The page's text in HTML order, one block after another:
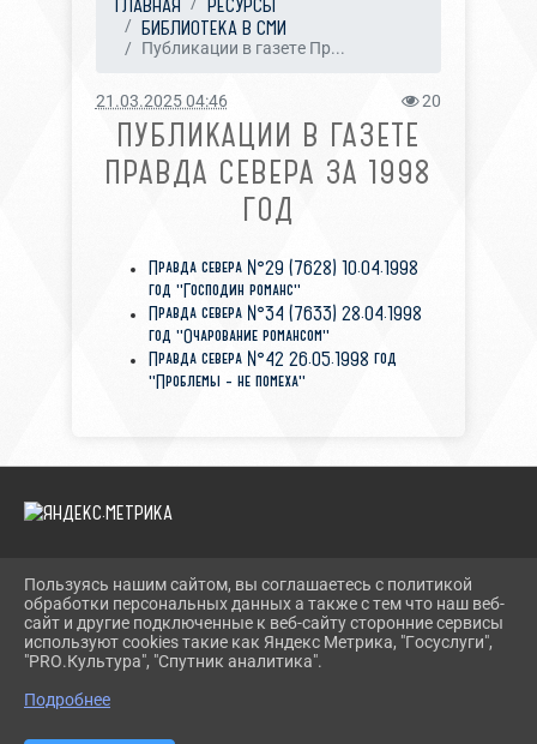
ГЛАВНАЯ
РЕСУРСЫ
БИБЛИОТЕКА В СМИ
Публикации в газете Пр...
21.03.2025 04:46 20
ПУБЛИКАЦИИ В ГАЗЕТЕ
ПРАВДА СЕВЕРА ЗА 1998
ГОД
Правда севера №29 (7628) 10.04.1998
год "Господин романс"
Правда севера №34 (7633) 28.04.1998
год "Очарование романсом"
Правда севера №42 26.05.1998 год
"Проблемы - не помеха"
2026 Г. TEVRIZLIB.RU
ВХОД
КАРТА САЙТА
ПОЛИТИКА ОБРАБОТКИ ПЕРСОНАЛЬНЫХ ДАННЫХ
СДЕЛАНО НА KUBCMS
Пользуясь нашим сайтом, вы соглашаетесь с политикой
обработки персональных данных а также с тем что наш веб-
сайт и другие подключенные к веб-сайту сторонние сервисы
используют cookies такие как Яндекс Метрика, "Госуслуги",
"PRO.Культура", "Спутник аналитика".
Подробнее